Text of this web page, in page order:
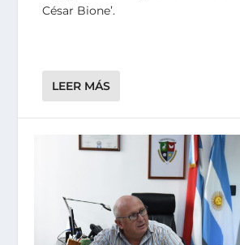
César Bione’.
LEER MÁS